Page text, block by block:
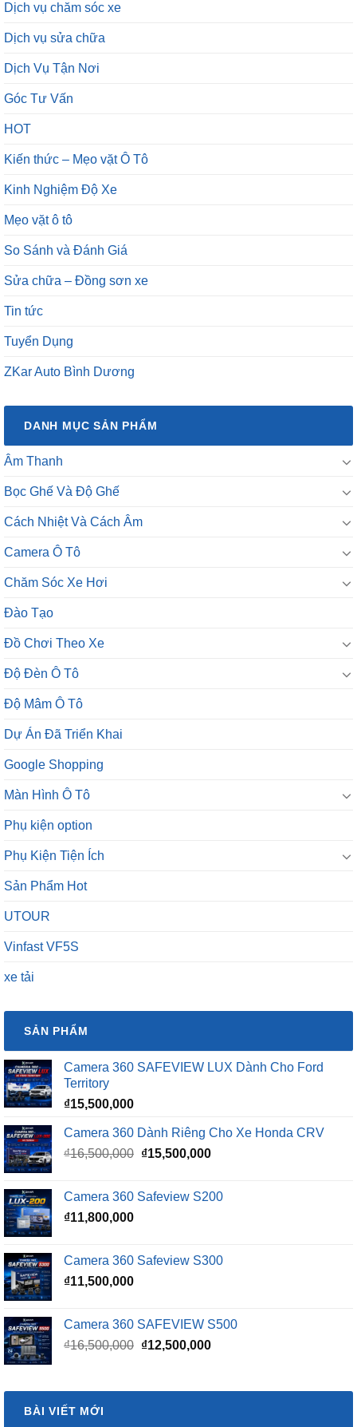
Dịch vụ chăm sóc xe
Dịch vụ sửa chữa
Dịch Vụ Tận Nơi
Góc Tư Vấn
HOT
Kiến thức – Mẹo vặt Ô Tô
Kinh Nghiệm Độ Xe
Mẹo vặt ô tô
So Sánh và Đánh Giá
Sửa chữa – Đồng sơn xe
Tin tức
Tuyển Dụng
ZKar Auto Bình Dương
DANH MỤC SẢN PHẨM
Âm Thanh
Bọc Ghế Và Độ Ghế
Cách Nhiệt Và Cách Âm
Camera Ô Tô
Chăm Sóc Xe Hơi
Đào Tạo
Đồ Chơi Theo Xe
Độ Đèn Ô Tô
Độ Mâm Ô Tô
Dự Án Đã Triển Khai
Google Shopping
Màn Hình Ô Tô
Phụ kiện option
Phụ Kiện Tiện Ích
Sản Phẩm Hot
UTOUR
Vinfast VF5S
xe tải
SẢN PHẨM
Camera 360 SAFEVIEW LUX Dành Cho Ford
Territory
₫15,500,000
Camera 360 Dành Riêng Cho Xe Honda CRV
₫16,500,000 Giá
₫16,500,000.
₫15,500,000Giá
là:
Camera 360 Safeview S200
₫11,800,000
Camera 360 Safeview S300
₫11,500,000
Camera 360 SAFEVIEW S500
₫16,500,000 Giá
₫16,500,000.
₫12,500,000Giá
là:
BÀI VIẾT MỚI